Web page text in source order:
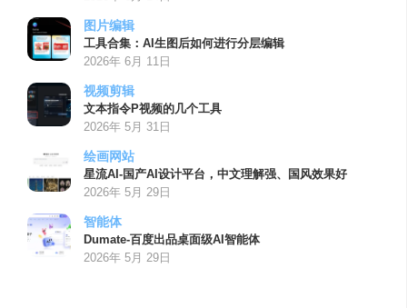
图片编辑
工具合集：AI生图后如何进行分层编辑
2026年 6月 11日
视频剪辑
文本指令P视频的几个工具
2026年 5月 31日
绘画网站
星流AI-国产AI设计平台，中文理解强、国风效果好
2026年 5月 29日
智能体
Dumate-百度出品桌面级AI智能体
2026年 5月 29日